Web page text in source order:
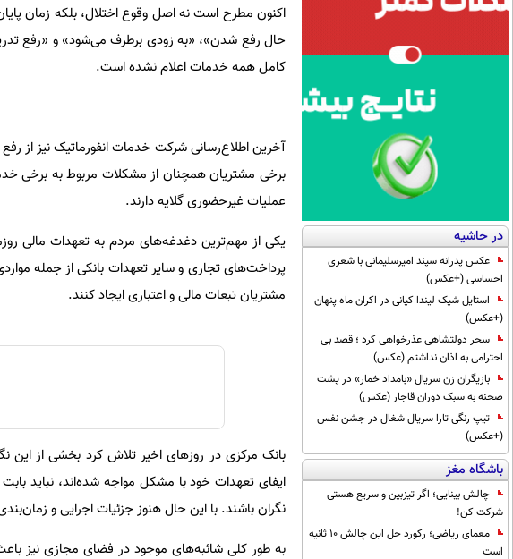
در حاشیه
عکس پدرانه سپند امیرسلیمانی با شعری
احساسی (+عکس)
استایل شیک لیندا کیانی در اکران ماه پنهان
(+عکس)
سحر دولتشاهی عذرخواهی کرد ؛ قصد بی
احترامی به اذان نداشتم (عکس)
بازیگران زن سریال «بامداد خمار» در پشت
صحنه به سبک دوران قاجار (عکس)
تیپ رنگی تارا سریال شغال در جشن نفس
(+عکس)
باشگاه مغز
چالش بینایی؛ اگر تیزبین و سریع هستی
شرکت کن!
معمای ریاضی؛ رکورد حل این چالش 10 ثانیه
است
اکنون مطرح است نه اصل وقوع اختلال، بلکه زمان
حال رفع شدن»، «به زودی برطرف می‌شود» و «رفع
کامل همه خدمات اعلام نشده است.
آخرین اطلاع‌رسانی شرکت خدمات انفورماتیک نیز از
برخی مشتریان همچنان از مشکلات مربوط به برخی
عملیات غیرحضوری گلایه دارند.
یکی از مهم‌ترین دغدغه‌های مردم به تعهدات مالی
پرداخت‌های تجاری و سایر تعهدات بانکی از جمله
مشتریان تبعات مالی و اعتباری ایجاد کنند.
بانک مرکزی در روزهای اخیر تلاش کرد بخشی از این
ایفای تعهدات خود با مشکل مواجه شده‌اند، نباید
نگران باشند. با این حال هنوز جزئیات اجرایی و
به طور کلی شائبه‌های موجود در فضای مجازی نیز